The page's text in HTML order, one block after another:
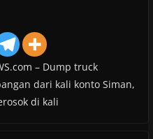
– Dump truck
dari kali konto Siman,
di kali